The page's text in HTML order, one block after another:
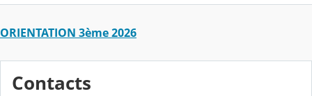
ORIENTATION 3ème 2026
Contacts